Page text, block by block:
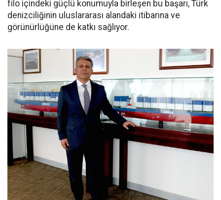
filo içindeki güçlü konumuyla birleşen bu başarı, Türk
denizciliğinin uluslararası alandaki itibarına ve
görünürlüğüne de katkı sağlıyor.